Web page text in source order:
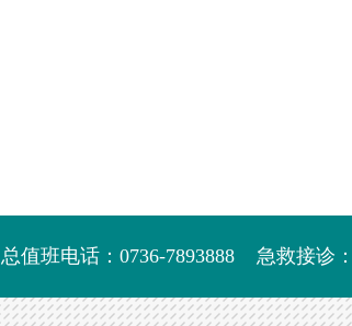
总值班电话：0736-7893888 急救接诊